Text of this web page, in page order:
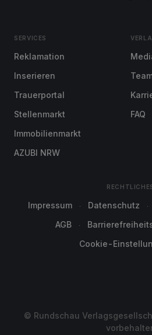
SERVICES
Reklamation
Inserieren
Trauerportal
Stellenmarkt
Immobilienmarkt
AZUBI NRW
FAQ
Impressum Datenschutz
AGB
Cookie-
© Rundschau